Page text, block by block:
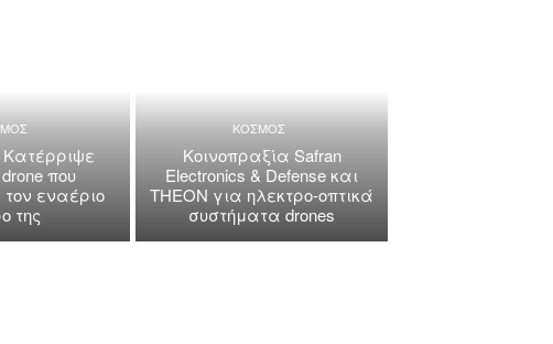
που
εναέριο
της
ΚΟΣΜΟΣ
Κοινοπραξία Safran
Electronics & Defense και
THEON για ηλεκτρο-οπτικά
συστήματα drones